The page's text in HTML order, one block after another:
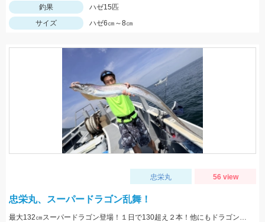
釣果
ハゼ15匹
サイズ
ハゼ6㎝～8㎝
忠栄丸 56 view
忠栄丸、スーパードラゴン乱舞！
最大132㎝スーパードラゴン登場！１日で130超え２本！他にもドラゴン級爆発の凄い１日でした！